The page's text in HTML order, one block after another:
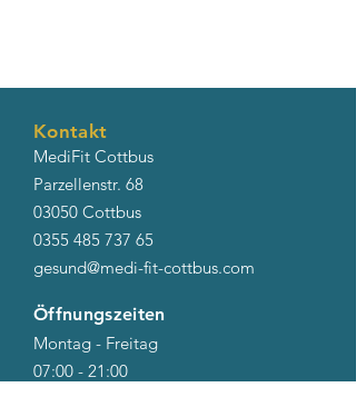
Kontakt
MediFit Cottbus
Parzellenstr. 68
03050 Cottbus
0355 485 737 65
gesund@medi-fit-cottbus.com
Öffnungszeiten
Montag - Freitag
07:00 - 21:00